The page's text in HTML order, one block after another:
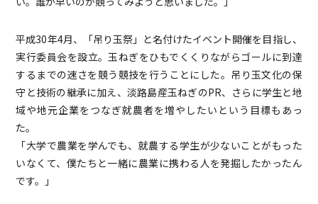
平成30年4月、「吊り玉祭」と名付けたイベント開催を目指し、
実行委員会を設立。玉ねぎをひもでくくりながらゴールに到達
するまでの速さを競う競技を行うことにした。吊り玉文化の保
守と技術の継承に加え、淡路島産玉ねぎのPR、さらに学生と地
域や地元企業をつなぎ就農者を増やしたいという目標もあっ
た。
「大学で農業を学んでも、就農する学生が少ないことがもった
いなくて、僕たちと一緒に農業に携わる人を発掘したかったん
です。」